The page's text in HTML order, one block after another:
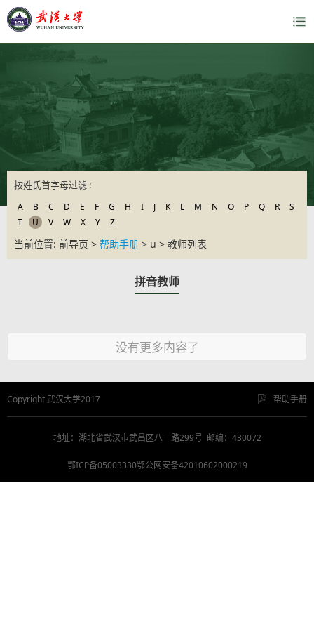
按姓氏首字母过滤 :
A B C D E F G H I J K L M N O P Q R
S
T
U V W X Y Z
当前位置: 前导页 > 帮助手册 > u > 教师列表
拼音教师
没有更多内容了
Copyright 武汉大学2017 帮助手册
地址：湖北省武汉市武昌区八一路299号 邮编：430072
鄂ICP备05003330鄂公网安备42010602000219